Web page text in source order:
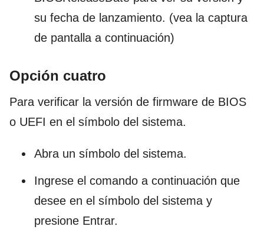
su fecha de lanzamiento. (vea la captura
de pantalla a continuación)
Opción cuatro
Para verificar la versión de firmware de BIOS
o UEFI en el símbolo del sistema.
Abra un símbolo del sistema.
Ingrese el comando a continuación que
desee en el símbolo del sistema y
presione Entrar.